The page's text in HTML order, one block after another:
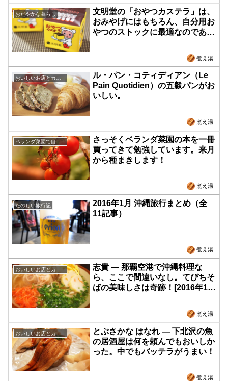
おだやかな暮らし
文明堂の「おやつカステラ」は、
おみやげにはもちろん、自分用お
やつのストックに最適なのであ
煮え湯
ル・パン・コティディアン（Le
Pain Quotidien）の五穀パンがお
いしい。
煮え湯
ベランダ菜園で自給自足
さっそくベランダ菜園の本を一冊
買ってきて勉強しています。来月
から種まきします！
煮え湯
たのしい旅行記
2016年1月 沖縄旅行まとめ（全
11記事）
煮え湯
志貴 ― 那覇空港で沖縄料理な
ら、ここで間違いなし。てびちそ
ばの美味しさは奇跡！[2016年1月
煮え湯
おいしいお店とカフェ
とぶさかな はなれ ― 下北沢の魚
の居酒屋は何を頼んでもおいしか
った。中でもバッテラがうまい！
煮え湯